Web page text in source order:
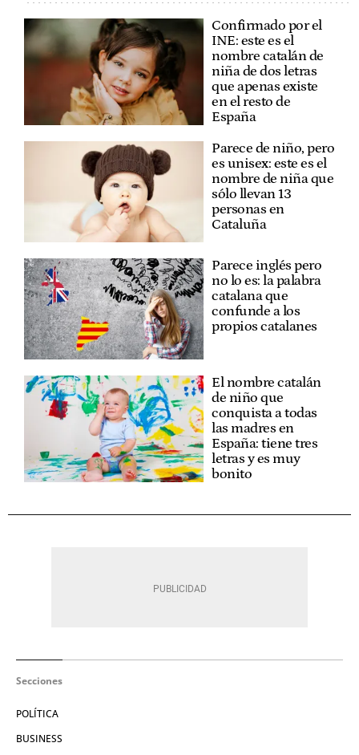
Confirmado por el
INE: este es el
nombre catalán de
niña de dos letras
que apenas existe
en el resto de
España
Parece de niño, pero
es unisex: este es el
nombre de niña que
sólo llevan 13
personas en
Cataluña
Parece inglés pero
no lo es: la palabra
catalana que
confunde a los
propios catalanes
El nombre catalán
de niño que
conquista a todas
las madres en
España: tiene tres
letras y es muy
bonito
Secciones
POLÍTICA
BUSINESS